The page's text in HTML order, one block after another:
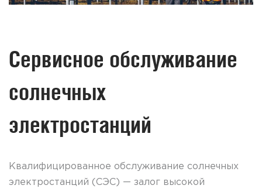
Сервисное обслуживание
солнечных
электростанций
Квалифицированное обслуживание солнечных
электростанций (СЭС) — залог высокой